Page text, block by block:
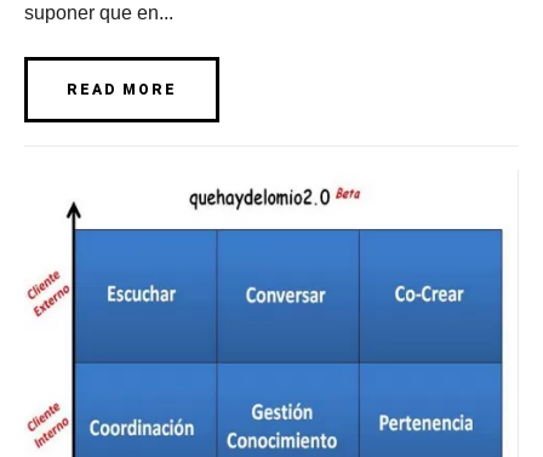
suponer que en...
READ MORE